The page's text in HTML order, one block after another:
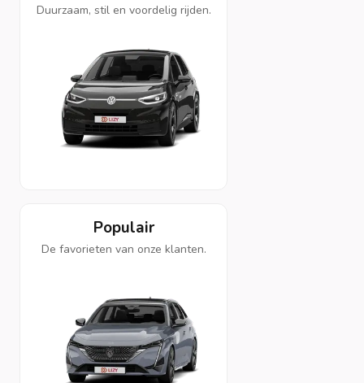
Duurzaam, stil en voordelig rijden.
Populair
De favorieten van onze klanten.